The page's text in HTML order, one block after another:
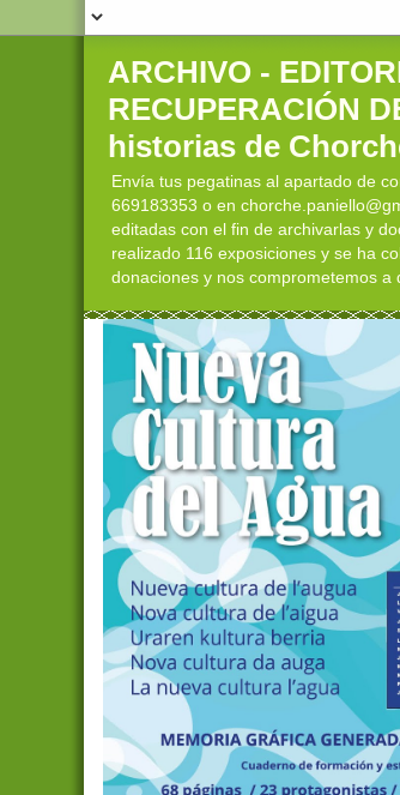
ARCHIVO -
RECUPERACIÓN
historias de
Envía tus pegatinas al apartado de
669183353 o en
editadas con el fin de archivarlas y
realizado 116 exposiciones y se ha
donaciones y nos comprometemos a